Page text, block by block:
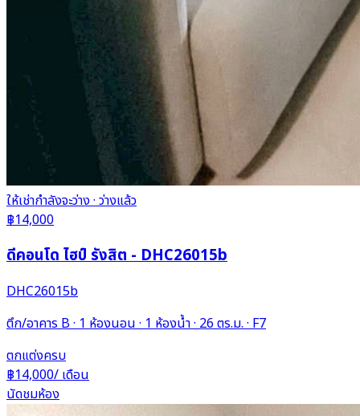
ให้เช่ากำลังจะว่าง· ว่างแล้ว
฿14,000
ดีคอนโด ไฮป์ รังสิต - DHC26015b
DHC26015b
ตึก/อาคาร B · 1 ห้องนอน · 1 ห้องน้ำ · 26 ตร.ม. · F7
ตกแต่งครบ
฿14,000/ เดือน
นัดชมห้อง